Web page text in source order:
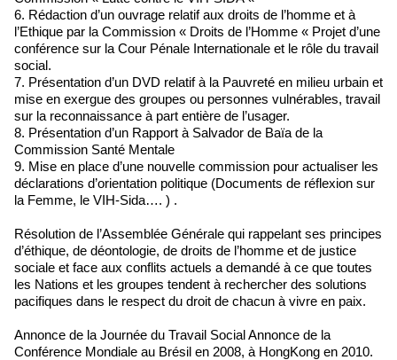
6. Rédaction d’un ouvrage relatif aux droits de l’homme et à
l’Ethique par la Commission « Droits de l’Homme « Projet d’une
conférence sur la Cour Pénale Internationale et le rôle du travail
social.
7. Présentation d’un DVD relatif à la Pauvreté en milieu urbain et
mise en exergue des groupes ou personnes vulnérables, travail
sur la reconnaissance à part entière de l’usager.
8. Présentation d’un Rapport à Salvador de Baïa de la
Commission Santé Mentale
9. Mise en place d’une nouvelle commission pour actualiser les
déclarations d’orientation politique (Documents de réflexion sur
la Femme, le VIH-Sida…. ) .
Résolution de l’Assemblée Générale qui rappelant ses principes
d’éthique, de déontologie, de droits de l’homme et de justice
sociale et face aux conflits actuels a demandé à ce que toutes
les Nations et les groupes tendent à rechercher des solutions
pacifiques dans le respect du droit de chacun à vivre en paix.
Annonce de la Journée du Travail Social Annonce de la
Conférence Mondiale au Brésil en 2008, à HongKong en 2010.